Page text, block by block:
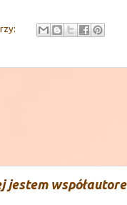
jestem